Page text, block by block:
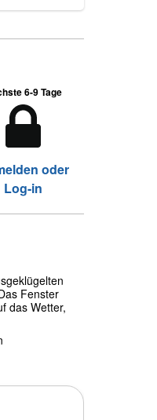
6-9 Tage
oder
Log-in
Fenster
das Wetter,